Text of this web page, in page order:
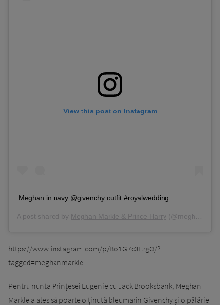
View this post on Instagram
Meghan in navy @givenchy outfit #royalwedding
A post shared by Meghan Markle & Prince Harry (@meghanharrydaily) on
https://www.instagram.com/p/Bo1G7c3FzgO/?
tagged=meghanmarkle
Pentru nunta Prințesei Eugenie cu Jack Brooksbank, Meghan
Markle a ales să poarte o ținută bleumarin Givenchy și o pălărie